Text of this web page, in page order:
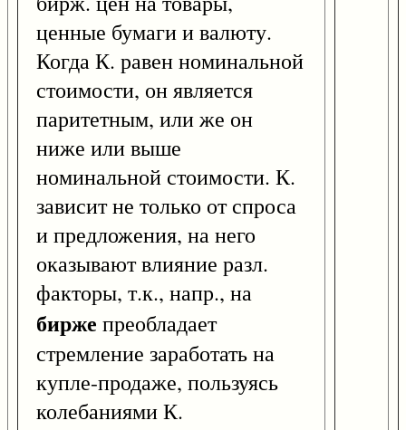
ценные бумаги и валюту.
Когда К. равен номинальной
стоимости, он является
паритетным, или же он
ниже или выше
номинальной стоимости. К.
зависит не только от спроса
и предложения, на него
оказывают влияние разл.
факторы, т.к., напр., на
бирже преобладает
стремление заработать на
купле-продаже, пользуясь
колебаниями К.